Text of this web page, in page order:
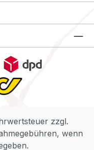
zzgl.
wenn